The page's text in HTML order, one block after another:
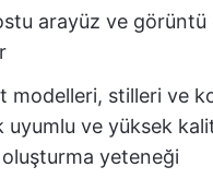
arayüz ve görüntü
modelleri, stilleri ve
uyumlu ve yüksek
yeteneği